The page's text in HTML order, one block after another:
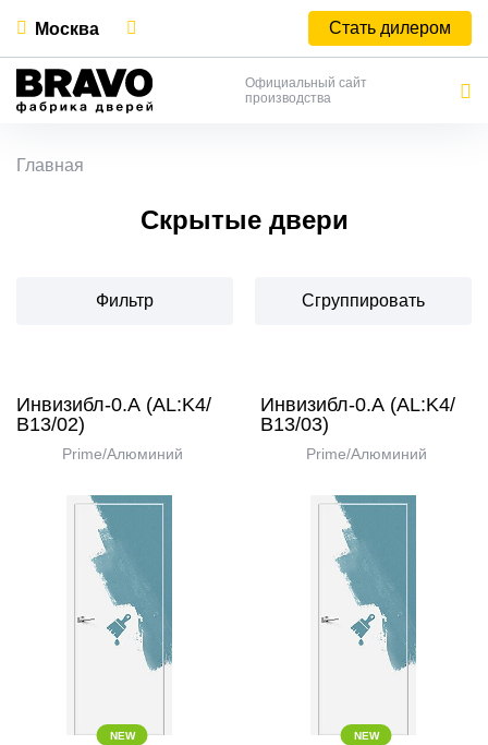
Москва Стать дилером
Официальный сайт
производства
Главная
Скрытые двери
Фильтр Сгруппировать
Инвизибл-0.А (AL:K4/
В13/02)
Prime/Алюминий
NEW
Инвизибл-0.А (AL:K4/
В13/03)
Prime/Алюминий
NEW